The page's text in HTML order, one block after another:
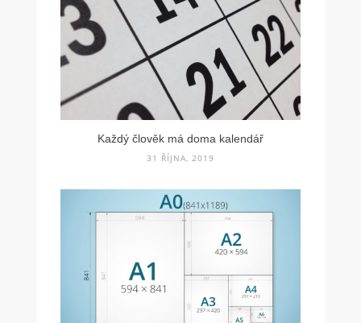
Každý člověk má doma kalendář
31 ŘÍJNA, 2019